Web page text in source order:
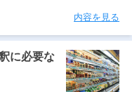
内容を見る
に必要な